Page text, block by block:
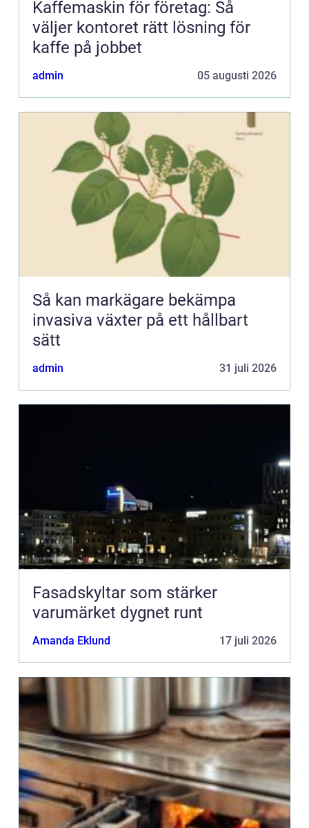
Kaffemaskin för företag: Så
väljer kontoret rätt lösning för
kaffe på jobbet
admin 05 augusti 2026
Så kan markägare bekämpa
invasiva växter på ett hållbart
sätt
admin 31 juli 2026
Fasadskyltar som stärker
varumärket dygnet runt
Amanda Eklund 17 juli 2026